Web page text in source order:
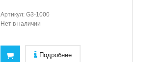
Артикул: G3-1000
Нет в наличии
Подробнее